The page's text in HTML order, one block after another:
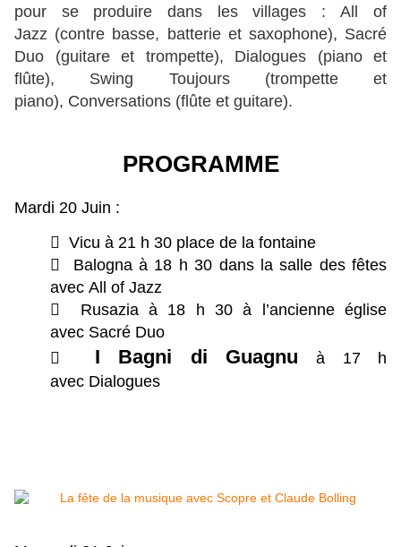
pour se produire dans les villages : All of
Jazz (contre basse, batterie et saxophone), Sacré
Duo (guitare et trompette), Dialogues (piano et
flûte), Swing Toujours (trompette et
piano), Conversations (flûte et guitare).
PROGRAMME
Mardi 20 Juin :
 Vicu à 21 h 30 place de la fontaine
 Balogna à 18 h 30 dans la salle des fêtes
avec All of Jazz
 Rusazia à 18 h 30 à l’ancienne église
avec Sacré Duo
 I Bagni di Guagnuà 17 h
avec Dialogues